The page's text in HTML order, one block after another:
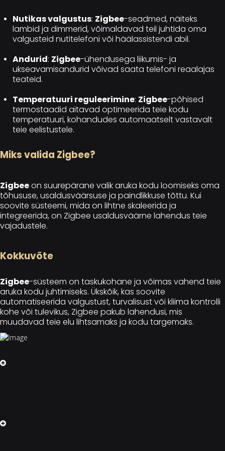
Nutikas valgustus: Zigbee-seadmed, näiteks
lambid ja dimmerid, võimaldavad teil juhtida oma
valgusteid nutitelefoni või häälassistendi abil.
Andurid: Zigbee-ühendusega liikumis- ja
ukseavamisandurid võivad saata telefoni reaalajas
teateid.
Temperatuuri reguleerimine: Zigbee-põhised
termostaadid aitavad optimeerida teie kodu
temperatuuri, kohandudes automaatselt vastavalt
teie eelistustele.
Miks valida Zigbee?
Zigbeeon suurepärane valik aruka kodu loomiseks oma
tõhususe, usaldusväärsuse ja paindlikkuse tõttu. Kui
soovite süsteemi, mida on lihtne skaleerida ja
integreerida, on Zigbee usaldusväärne lahendus teie
vajadustele.
Kokkuvõte
Zigbee-süsteem on taskukohane ja võimas vahend teie
aruka kodu juhtimiseks. Ükskõik, kas soovite
automatiseerida valgustust, turvalisust või kliima kontrolli
kohe või tulevikus, Zigbee pakub lahendusi, mis
muudavad teie elu lihtsamaks ja kodu targemaks.